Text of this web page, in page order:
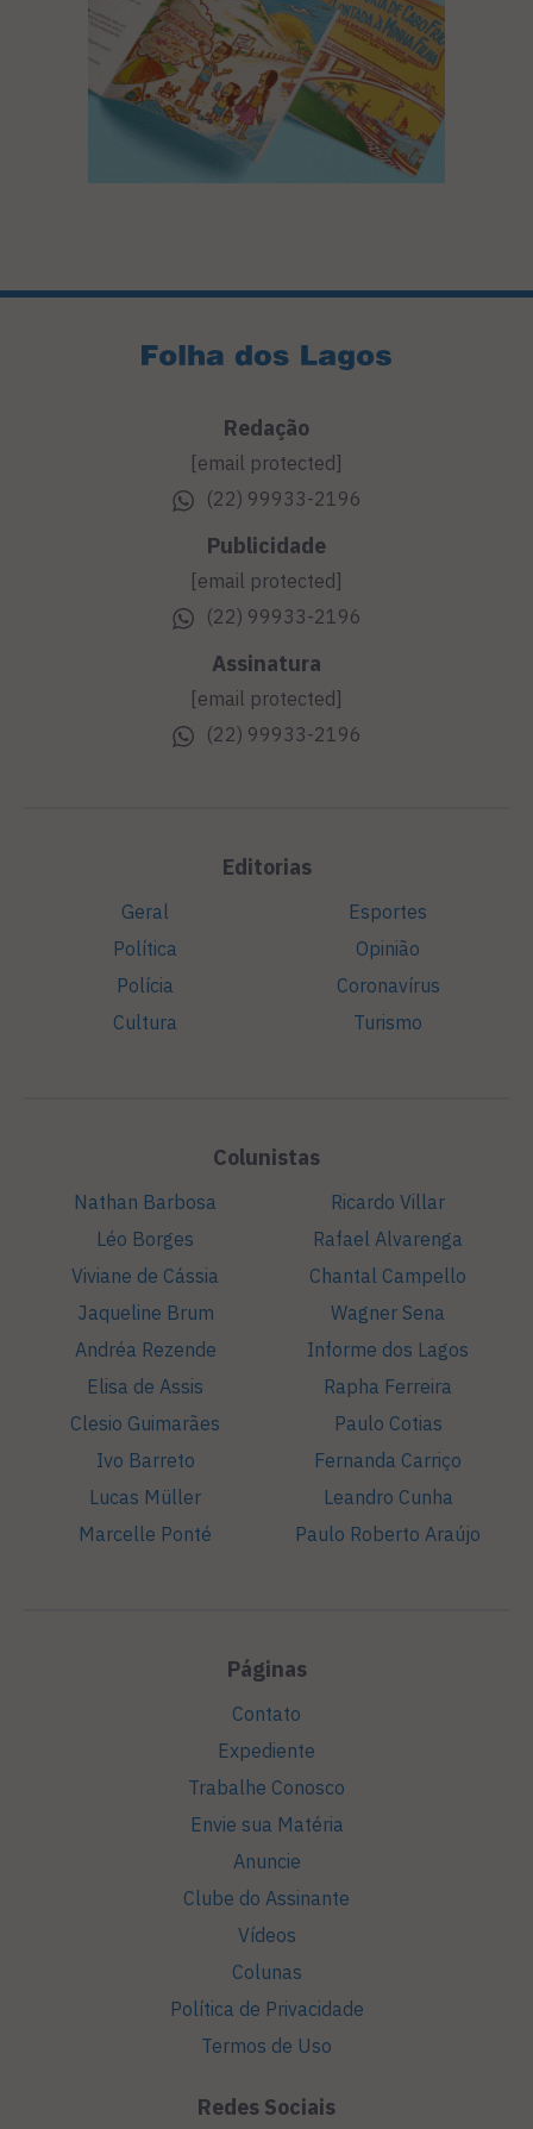
Redação
[email protected]
(22) 99933-2196
Publicidade
[email protected]
(22) 99933-2196
Assinatura
[email protected]
(22) 99933-2196
Editorias
Geral
Política
Polícia
Cultura
Esportes
Opinião
Coronavírus
Turismo
Colunistas
Nathan Barbosa
Léo Borges
Viviane de Cássia
Jaqueline Brum
Andréa Rezende
Elisa de Assis
Clesio Guimarães
Ivo Barreto
Lucas Müller
Marcelle Ponté
Ricardo Villar
Rafael Alvarenga
Chantal Campello
Wagner Sena
Informe dos Lagos
Rapha Ferreira
Paulo Cotias
Fernanda Carriço
Leandro Cunha
Paulo Roberto Araújo
Páginas
Contato
Expediente
Trabalhe Conosco
Envie sua Matéria
Anuncie
Clube do Assinante
Vídeos
Colunas
Política de Privacidade
Termos de Uso
Redes Sociais